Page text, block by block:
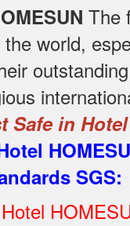
The
world,
Safe in
SGS: